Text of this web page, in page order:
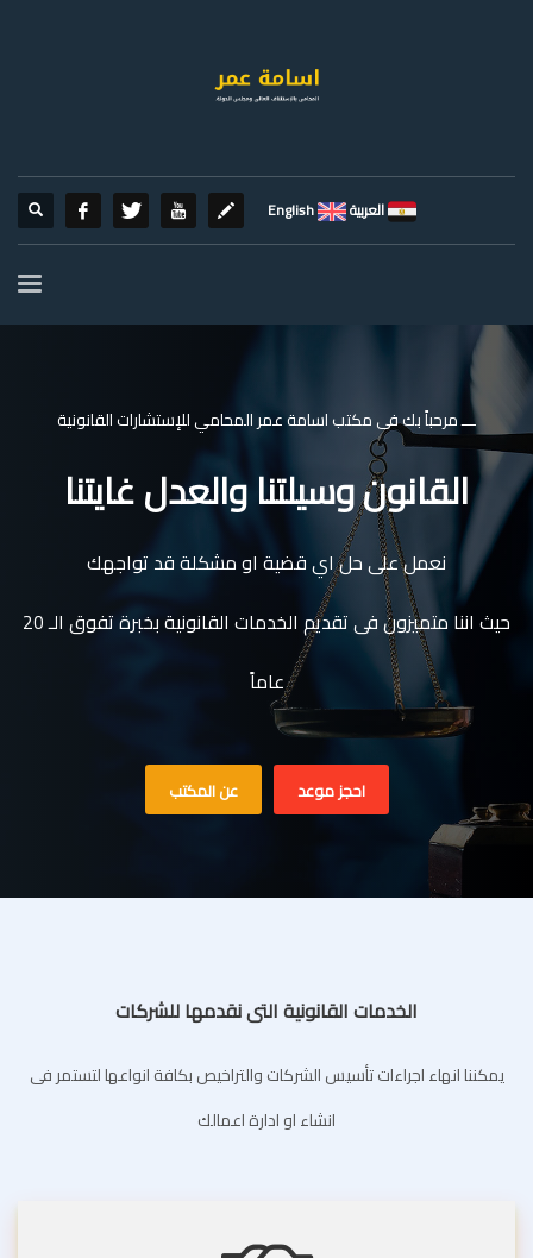
العربية English
ـــ مرحباً بك فى مكتب اسامة عمر المحامي للإستشارات القانونية
القانون وسيلتنا والعدل غايتنا
نعمل على حل اي قضية او مشكلة قد تواجهك
حيث اننا متميزون فى تقديم الخدمات القانونية بخبرة تفوق الـ 20
عاماً
احجز موعد عن المكتب
الخدمات القانونية التى نقدمها للشركات
يمكننا انهاء اجراءات تأسيس الشركات والتراخيص بكافة انواعها لتستمر فى
انشاء او ادارة اعمالك